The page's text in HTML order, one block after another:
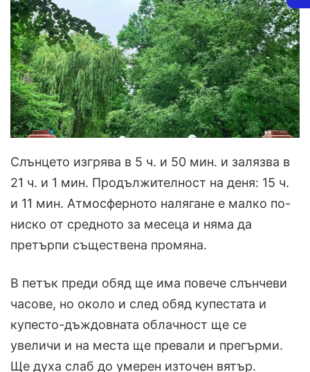
Слънцето изгрява в 5 ч. и 50 мин. и залязва в
21 ч. и 1 мин. Продължителност на деня: 15 ч.
и 11 мин. Атмосферното налягане е малко по-
ниско от средното за месеца и няма да
претърпи съществена промяна.
В петък преди обяд ще има повече слънчеви
часове, но около и след обяд купестата и
купесто-дъждовната облачност ще се
увеличи и на места ще превали и прегърми.
Ще духа слаб до умерен източен вятър.